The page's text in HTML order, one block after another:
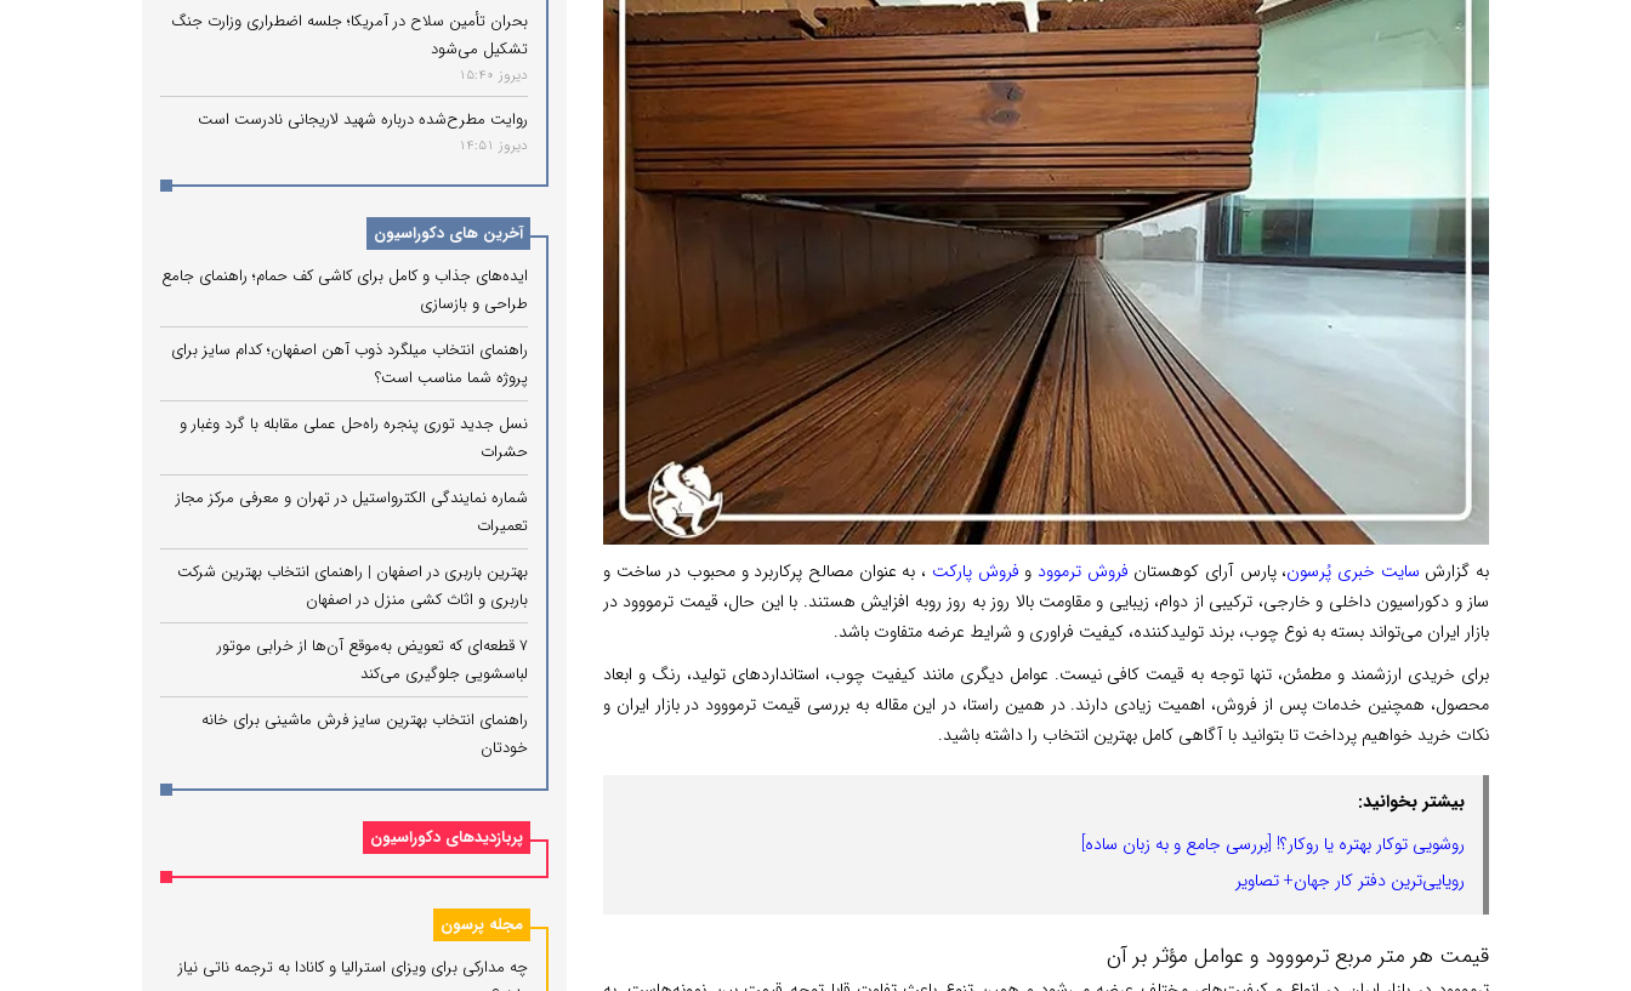
به گزارش سایت خبری پُرسون، پارس آرای کوهستان فروش ترموود و فروش پارکت ، به ‌عنوان مصالح پرکاربرد و محبوب در ساخت و
ساز و دکوراسیون داخلی و خارجی، ترکیبی از دوام، زیبایی و مقاومت بالا روز به روز روبه افزایش هستند. با این حال، قیمت ترمووود در
بازار ایران می‌تواند بسته به نوع چوب، برند تولیدکننده، کیفیت فراوری و شرایط عرضه متفاوت باشد.
برای خریدی ارزشمند و مطمئن، تنها توجه به قیمت کافی نیست. عوامل دیگری مانند کیفیت چوب، استانداردهای تولید، رنگ و ابعاد
محصول، همچنین خدمات پس از فروش، اهمیت زیادی دارند. در همین راستا، در این مقاله به بررسی قیمت ترمووود در بازار ایران و
نکات خرید خواهیم پرداخت تا بتوانید با آگاهی کامل بهترین انتخاب را داشته باشید.
بیشتر بخوانید:
روشویی توکار بهتره یا روکار؟! [بررسی جامع و به زبان ساده]
رویایی‌ترین دفتر کار جهان+ تصاویر
قیمت هر متر مربع ترمووود و عوامل مؤثر بر آن
بحران تأمین سلاح در آمریکا؛ جلسه اضطراری وزارت جنگ
تشکیل می‌شود
دیروز 15:40
روایت مطرح‌شده درباره شهید لاریجانی نادرست است
دیروز 14:51
آخرین های دکوراسیون
ایده‌های جذاب و کامل برای کاشی کف حمام؛ راهنمای جامع
طراحی و بازسازی
راهنمای انتخاب میلگرد ذوب آهن اصفهان؛ کدام سایز برای
پروژه شما مناسب است؟
نسل جدید توری پنجره راه‌حل عملی مقابله با گرد وغبار و
حشرات
شماره نمایندگی الکترواستیل در تهران و معرفی مرکز مجاز
تعمیرات
بهترین باربری در اصفهان | راهنمای انتخاب بهترین شرکت
باربری و اثاث کشی منزل در اصفهان
7 قطعه‌ای که تعویض به‌موقع آن‌ها از خرابی موتور
لباسشویی جلوگیری می‌کند
راهنمای انتخاب بهترین سایز فرش ماشینی برای خانه
خودتان
پربازدیدهای دکوراسیون
مجله پرسون
چه مدارکی برای ویزای استرالیا و کانادا به ترجمه ناتی نیاز